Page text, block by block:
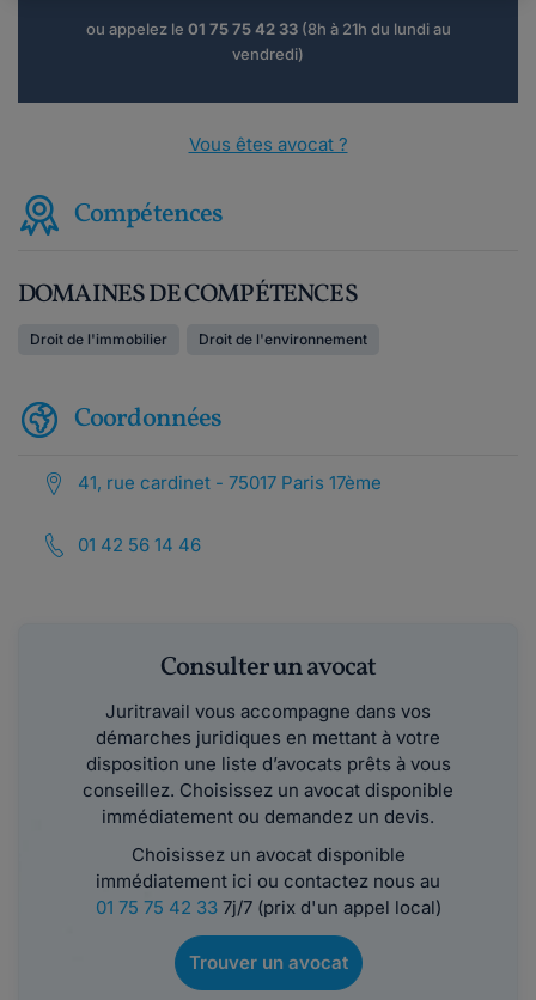
ou appelez le 01 75 75 42 33(8h à 21h du lundi au
vendredi)
Vous êtes avocat ?
Compétences
DOMAINES DE COMPÉTENCES
Droit de l'immobilier Droit de l'environnement
Coordonnées
41, rue cardinet - 75017 Paris 17ème
01 42 56 14 46
Consulter un avocat
Juritravail vous accompagne dans vos
démarches juridiques en mettant à votre
disposition une liste d’avocats prêts à vous
conseillez. Choisissez un avocat disponible
immédiatement ou demandez un devis.
Choisissez un avocat disponible
immédiatement ici ou contactez nous au
01 75 75 42 337j/7 (prix d'un appel local)
Trouver un avocat